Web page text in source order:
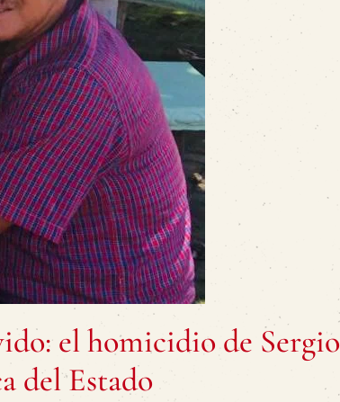
el homicidio de Sergio
del Estado